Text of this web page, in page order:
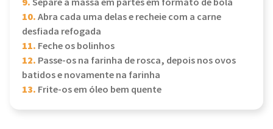
Separe a massa em partes em formato de bola
10.Abra cada uma delas e recheie com a carne
desfiada refogada
11. Feche os bolinhos
12. Passe-os na farinha de rosca, depois nos ovos
batidos e novamente na farinha
13. Frite-os em óleo bem quente